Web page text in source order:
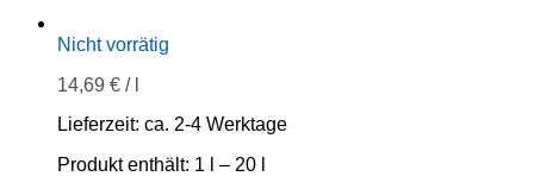
Nicht vorrätig
14,69 € /
Lieferzeit: ca. 2-4 Werktage
Produkt enthält: 1
– 20